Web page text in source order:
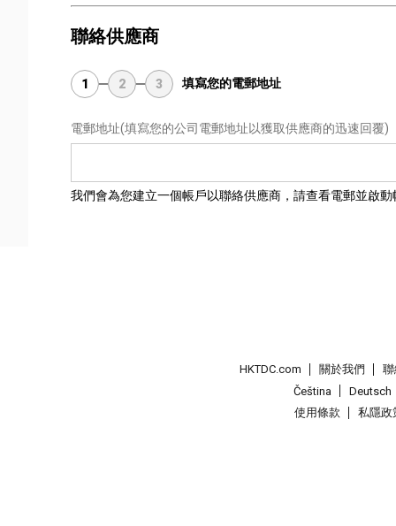
聯絡供應商
1 2 3 填寫您的電郵地址
電郵地址(填寫您的公司電郵地址以獲取供應商的迅速回覆)
我們會為您建立一個帳戶以聯絡供應商，請查看電郵並啟動
HKTDC.com 關於我們
Čeština
Deutsch
使用條款
私隱政